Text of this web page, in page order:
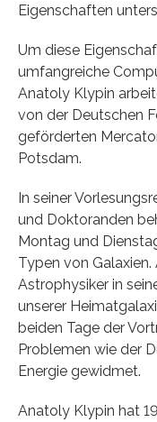
Eigenschaften
Um diese
umfangreiche
Anatoly Klypin
von der Deutschen
geförderten
Potsdam.
In seiner
und Doktoranden
Montag und
Typen von
Astrophysiker in
unserer
beiden Tage der
Problemen wie der
Energie gewidmet.
Anatoly Klypin hat